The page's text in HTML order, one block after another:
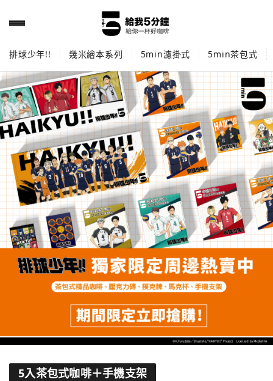
排球少年!! 幾米繪本系列 5min濾掛式 5min茶包式
5入茶包式咖啡＋手機支架